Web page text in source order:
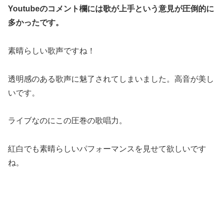
Youtubeのコメント欄には歌が上手という意見が圧倒的に
多かったです。
素晴らしい歌声ですね！
透明感のある歌声に魅了されてしまいました。高音が美し
いです。
ライブなのにこの圧巻の歌唱力。
紅白でも素晴らしいパフォーマンスを見せて欲しいです
ね。